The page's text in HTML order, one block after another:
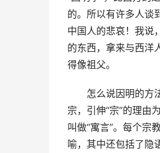
的。所以有许多人谈
中国人的悲哀！我说
的东西，拿来与西洋
得像祖父。
怎么说因明的方
宗，引伸“宗”的理由
叫做“寓言”。每个宗
喻，其中还包括了隐